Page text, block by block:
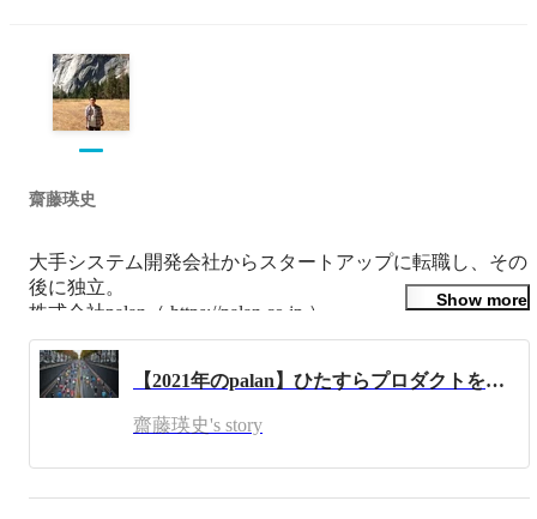
齋藤瑛史
大手システム開発会社からスタートアップに転職し、その
後に独立。
株式会社palan（ https://palan.co.jp ）
エンジニアから営業、提案まで何でもやります。ブラック
企業で働いてきた経験から、従業員とその家族、クライア
Show more
【2021年のpalan】ひたすらプロダクトを創り走り続ける
齋藤瑛史's story